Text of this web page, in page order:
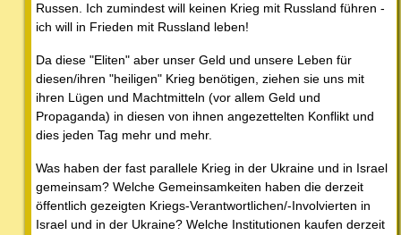
Russen. Ich zumindest will keinen Krieg mit Russland führen -
ich will in Frieden mit Russland leben!
Da diese "Eliten" aber unser Geld und unsere Leben für
diesen/ihren "heiligen" Krieg benötigen, ziehen sie uns mit
ihren Lügen und Machtmitteln (vor allem Geld und
Propaganda) in diesen von ihnen angezettelten Konflikt und
dies jeden Tag mehr und mehr.
Was haben der fast parallele Krieg in der Ukraine und in Israel
gemeinsam? Welche Gemeinsamkeiten haben die derzeit
öffentlich gezeigten Kriegs-Verantwortlichen/-Involvierten in
Israel und in der Ukraine? Welche Institutionen kaufen derzeit